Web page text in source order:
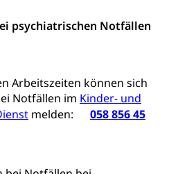
psychiatrischen Notfällen
Arbeitszeiten können sich
Notfällen im Kinder- und
melden:
058 856 45
(WAS Luzern)
(WAS Luzern)
(WAS
Unfallverhütung,